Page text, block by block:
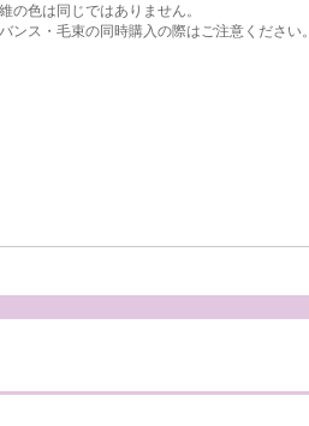
維の色は同じではありません。
バンス・毛束の同時購入の際はご注意ください。